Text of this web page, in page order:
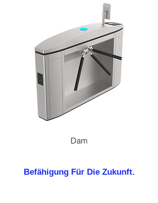
Dam
Befähigung Für Die Zukunft.